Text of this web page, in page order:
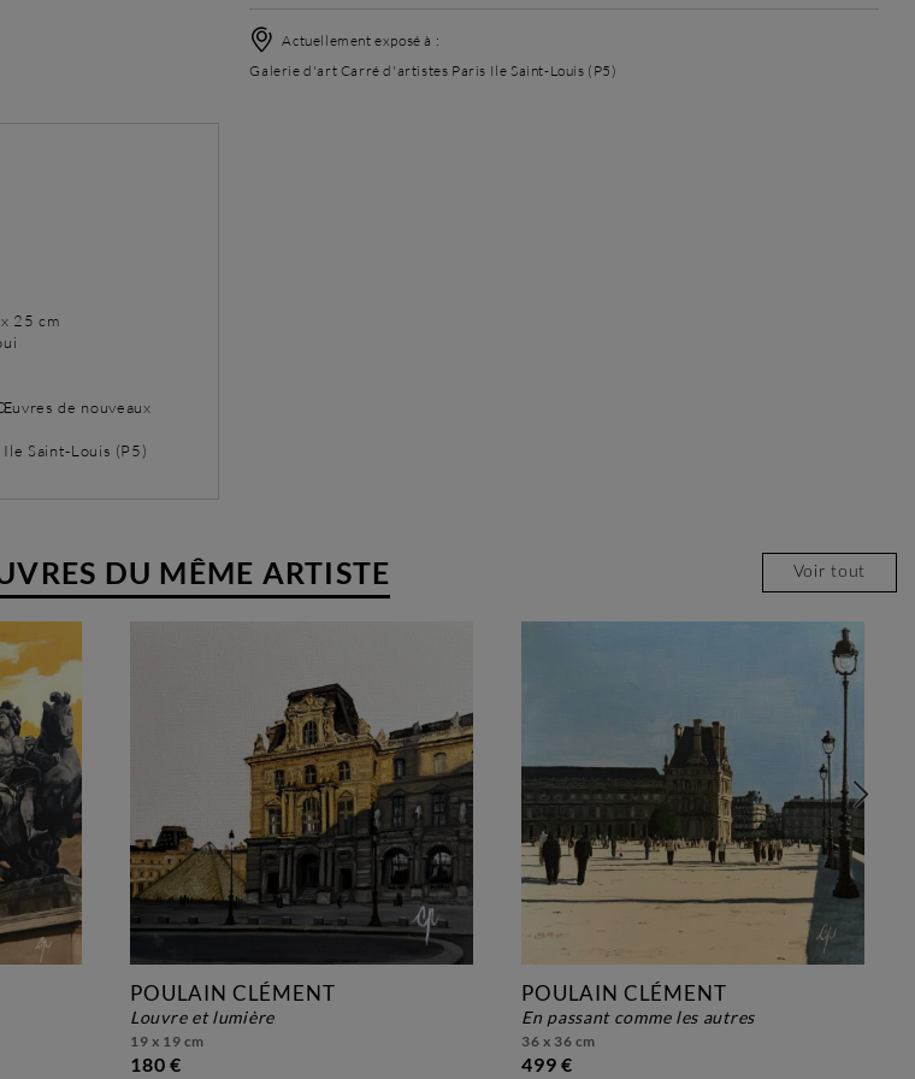
Actuellement exposé à :
Galerie d'art Carré d'artistes Paris Ile Saint-Louis (P5)
25 cm
de nouveaux
Saint-Louis (P5)
DU MÊME ARTISTE Voir tout
POULAIN CLÉMENT
louvre et lumière
19 x 19 cm
180 €
POULAIN CLÉMENT
en passant comme les autres
36 x 36 cm
499 €